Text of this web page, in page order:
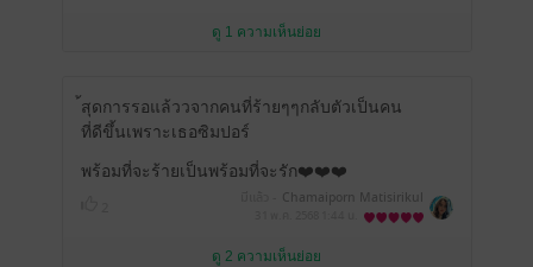
ดู 1 ความเห็นย่อย
้สุดการรอแล้ววจากคนที่ร้ายๆๆกลับตัวเป็นคน
ที่ดีขึ้นเพราะเธอซิมปอร์
พร้อมที่จะร้ายเป็นพร้อมที่จะรัก❤️❤️❤️
Chamaiporn Matisirikul
ดู 2 ความเห็นย่อย